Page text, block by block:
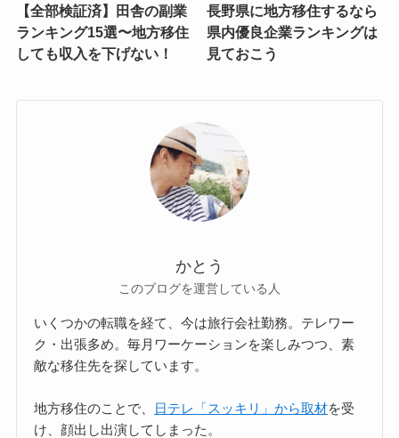
【全部検証済】田舎の副業
ランキング15選〜地方移住
しても収入を下げない！
長野県に地方移住するなら
県内優良企業ランキングは
見ておこう
かとう
このブログを運営している人
いくつかの転職を経て、今は旅行会社勤務。テレワー
ク・出張多め。毎月ワーケーションを楽しみつつ、素
敵な移住先を探しています。
地方移住のことで、 日テレ「スッキリ」から取材を受
け、顔出し出演してしまった。